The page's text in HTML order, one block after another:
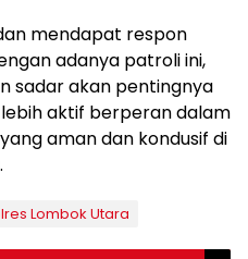
mendapat respon
adanya patroli ini,
sadar akan pentingnya
aktif berperan dalam
aman dan kondusif di
Lombok Utara